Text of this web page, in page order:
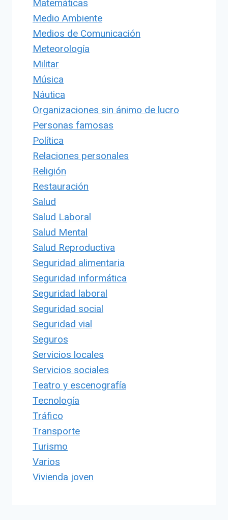
Matemáticas
Medio Ambiente
Medios de Comunicación
Meteorología
Militar
Música
Náutica
Organizaciones sin ánimo de lucro
Personas famosas
Política
Relaciones personales
Religión
Restauración
Salud
Salud Laboral
Salud Mental
Salud Reproductiva
Seguridad alimentaria
Seguridad informática
Seguridad laboral
Seguridad social
Seguridad vial
Seguros
Servicios locales
Servicios sociales
Teatro y escenografía
Tecnología
Tráfico
Transporte
Turismo
Varios
Vivienda joven